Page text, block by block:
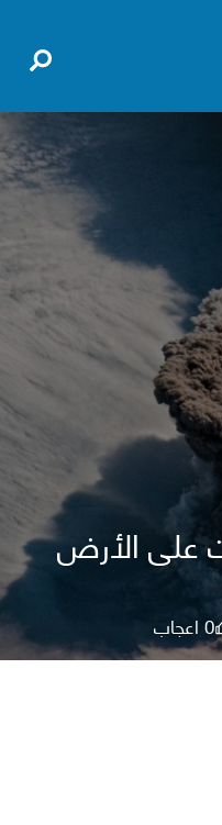
على الأرض
0اعجاب